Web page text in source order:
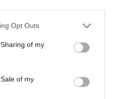
app uses one or more Google
behaviour. You may click to
and its third-party tags to
purposes in below Google
Opt Outs
of my
of my